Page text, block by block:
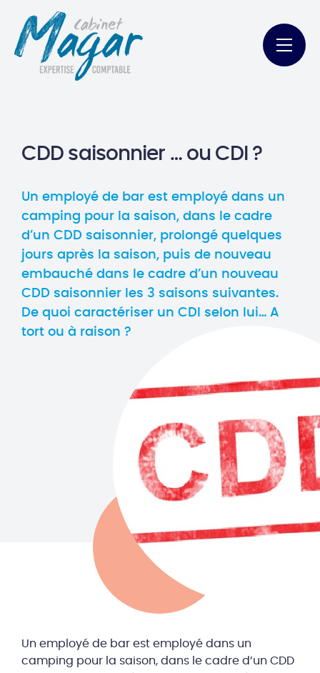
CDD saisonnier … ou CDI ?
Un employé de bar est employé dans un
camping pour la saison, dans le cadre
d’un CDD saisonnier, prolongé quelques
jours après la saison, puis de nouveau
embauché dans le cadre d’un nouveau
CDD saisonnier les 3 saisons suivantes.
De quoi caractériser un CDI selon lui… A
tort ou à raison ?
Un employé de bar est employé dans un
camping pour la saison, dans le cadre d’un CDD